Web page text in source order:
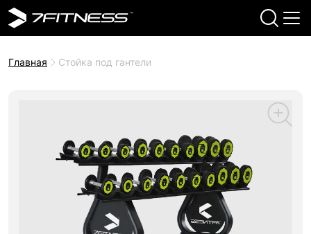
Главная Стойка под гантели